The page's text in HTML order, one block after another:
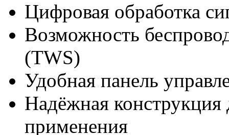
Цифровая обработка
Возможность
(TWS)
Удобная панель
Надёжная конструкция
применения